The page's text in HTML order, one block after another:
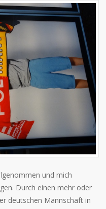
und mich
Durch einen mehr oder
deutschen Mannschaft in